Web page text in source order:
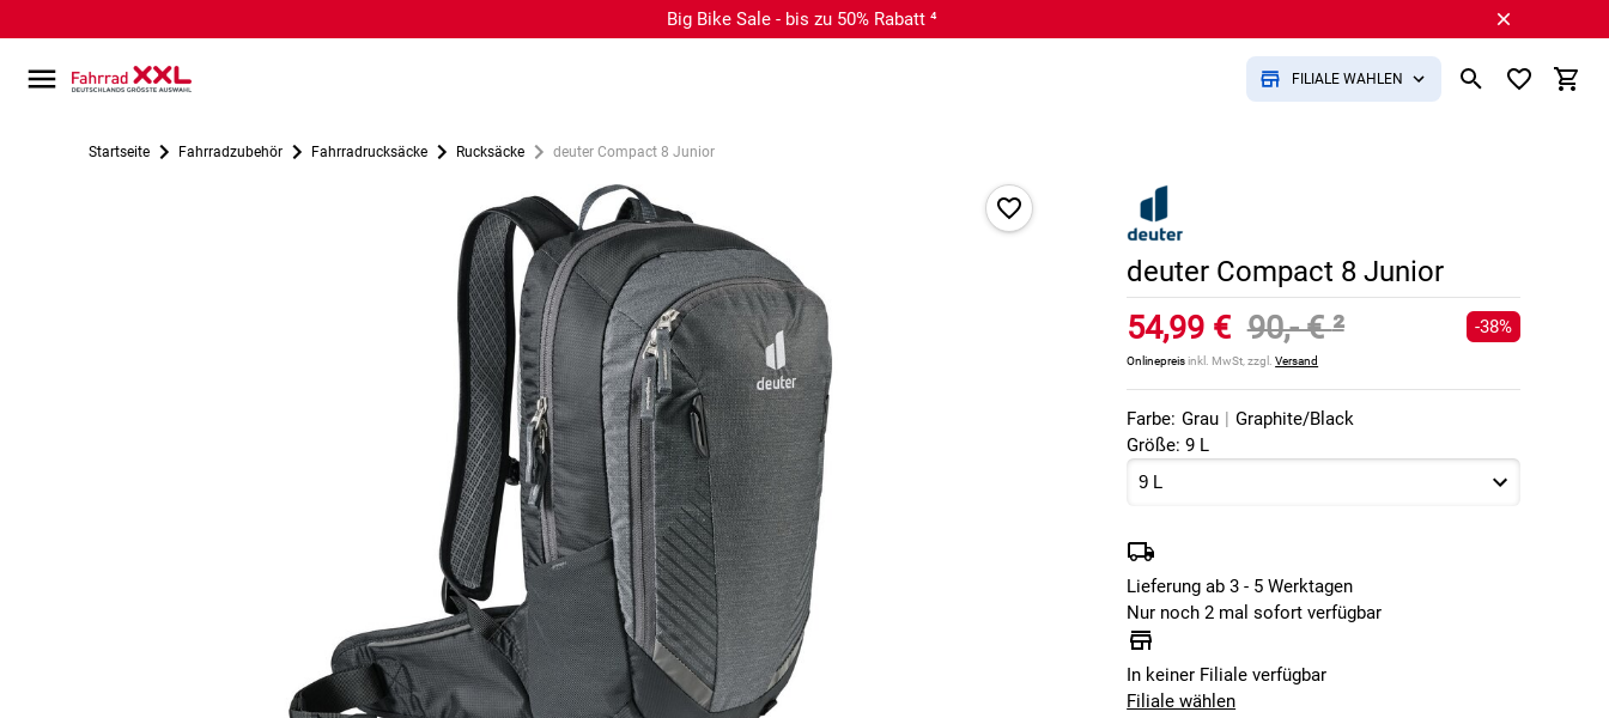
Big Bike Sale - bis zu 50% Rabatt ⁴
FILIALE WÄHLEN
Startseite Fahrradzubehör Fahrradrucksäcke Rucksäcke deuter Compact 8 Junior
deuter Compact 8 Junior
54,99 € 90,- €²
Onlinepreisinkl. MwSt, zzgl.Versand
-38%
Farbe: Grau | Graphite/Black
Größe: 9 L
Lieferung ab 3 - 5 Werktagen
Nur noch 2 mal sofort verfügbar
In keiner Filiale verfügbar
Filiale wählen